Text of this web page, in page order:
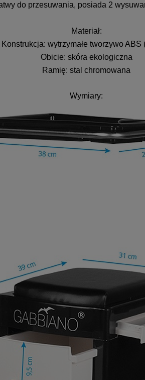
do przesuwania, posiada 2
Materiał:
Konstrukcja: wytrzymałe tworzywo ABS
Obicie: skóra ekologiczna
Ramię: stal chromowana
Wymiary: